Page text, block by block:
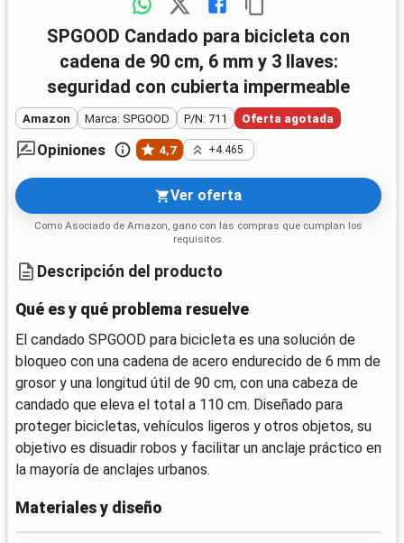
SPGOOD Candado para bicicleta con
cadena de 90 cm, 6 mm y 3 llaves:
seguridad con cubierta impermeable
Amazon Marca: SPGOOD P/N: 711 Oferta agotada
Opiniones 4,7 +4.465
Ver oferta
Como Asociado de Amazon, gano con las compras que cumplan los
requisitos.
Descripción del producto
Qué es y qué problema resuelve
El candado SPGOOD para bicicleta es una solución de
bloqueo con una cadena de acero endurecido de 6 mm de
grosor y una longitud útil de 90 cm, con una cabeza de
candado que eleva el total a 110 cm. Diseñado para
proteger bicicletas, vehículos ligeros y otros objetos, su
objetivo es disuadir robos y facilitar un anclaje práctico en
la mayoría de anclajes urbanos.
Materiales y diseño